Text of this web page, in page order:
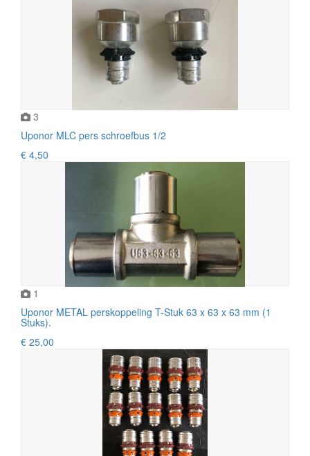
3
Uponor MLC pers schroefbus 1/2
€ 4,50
1
Uponor METAL perskoppeling T-Stuk 63 x 63 x 63 mm (1
Stuks).
€ 25,00